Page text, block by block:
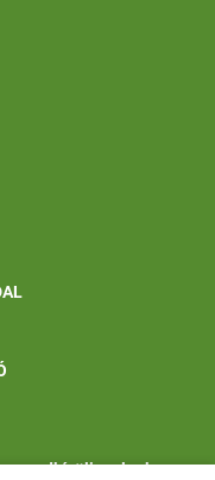
rendkívüli melegben